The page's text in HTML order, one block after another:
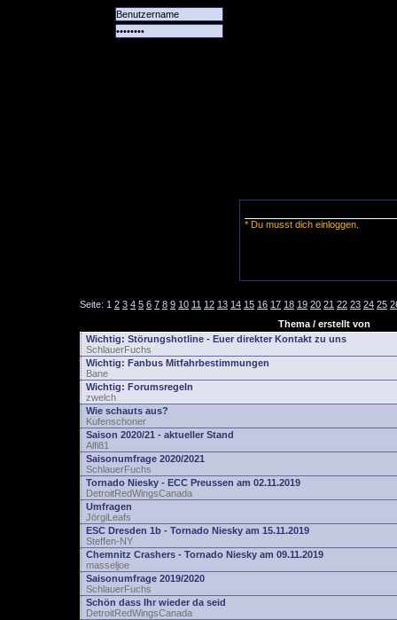
* Du musst dich einloggen.
Seite: 1 2 3 4 5 6 7 8 9 10 11 12 13 14 15 16 17 18 19 20 21 22 23 24 25
Thema / erstellt von
Wichtig: Störungshotline - Euer direkter Kontakt zu uns
SchlauerFuchs
Wichtig: Fanbus Mitfahrbestimmungen
Bane
Wichtig: Forumsregeln
zwelch
Wie schauts aus?
Kufenschoner
Saison 2020/21 - aktueller Stand
Alfi81
Saisonumfrage 2020/2021
SchlauerFuchs
Tornado Niesky - ECC Preussen am 02.11.2019
DetroitRedWingsCanada
Umfragen
JörgiLeafs
ESC Dresden 1b - Tornado Niesky am 15.11.2019
Steffen-NY
Chemnitz Crashers - Tornado Niesky am 09.11.2019
masseljoe
Saisonumfrage 2019/2020
SchlauerFuchs
Schön dass Ihr wieder da seid
DetroitRedWingsCanada